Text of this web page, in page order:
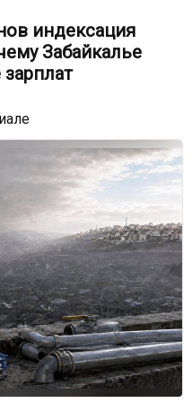
индексация
Забайкалье